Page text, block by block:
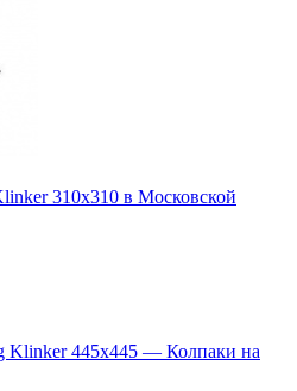
310х310 в Московской